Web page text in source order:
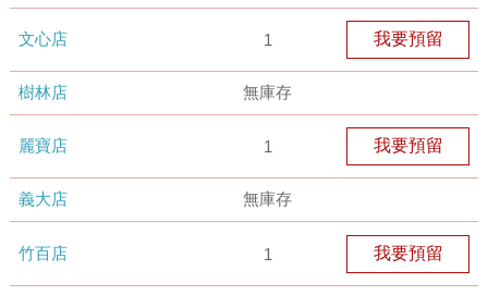
文心店 1 我要預留
樹林店 無庫存
麗寶店 1 我要預留
義大店 無庫存
竹百店 1 我要預留